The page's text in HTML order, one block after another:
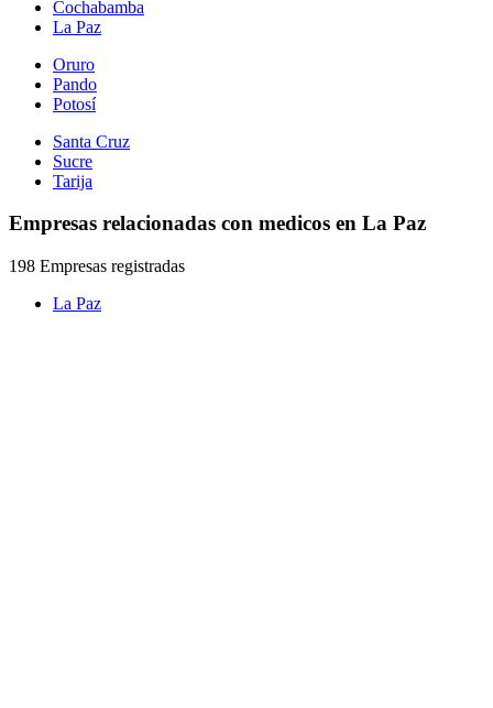
Cochabamba
La Paz
Oruro
Pando
Potosí
Santa Cruz
Sucre
Tarija
Empresas relacionadas con medicos en La Paz
198 Empresas registradas
La Paz